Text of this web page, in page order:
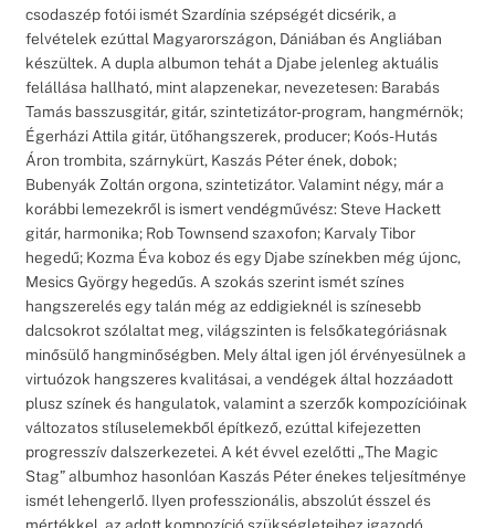
csodaszép fotói ismét Szardínia szépségét dicsérik, a
felvételek ezúttal Magyarországon, Dániában és Angliában
készültek. A dupla albumon tehát a Djabe jelenleg aktuális
felállása hallható, mint alapzenekar, nevezetesen: Barabás
Tamás basszusgitár, gitár, szintetizátor-program, hangmérnök;
Égerházi Attila gitár, ütőhangszerek, producer; Koós-Hutás
Áron trombita, szárnykürt, Kaszás Péter ének, dobok;
Bubenyák Zoltán orgona, szintetizátor. Valamint négy, már a
korábbi lemezekről is ismert vendégművész: Steve Hackett
gitár, harmonika; Rob Townsend szaxofon; Karvaly Tibor
hegedű; Kozma Éva koboz és egy Djabe színekben még újonc,
Mesics György hegedűs. A szokás szerint ismét színes
hangszerelés egy talán még az eddigieknél is színesebb
dalcsokrot szólaltat meg, világszinten is felsőkategóriásnak
minősülő hangminőségben. Mely által igen jól érvényesülnek a
virtuózok hangszeres kvalitásai, a vendégek által hozzáadott
plusz színek és hangulatok, valamint a szerzők kompozícióinak
változatos stíluselemekből építkező, ezúttal kifejezetten
progresszív dalszerkezetei. A két évvel ezelőtti „The Magic
Stag” albumhoz hasonlóan Kaszás Péter énekes teljesítménye
ismét lehengerlő. Ilyen professzionális, abszolút ésszel és